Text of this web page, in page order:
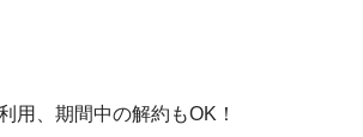
用、期間中の解約もOK！